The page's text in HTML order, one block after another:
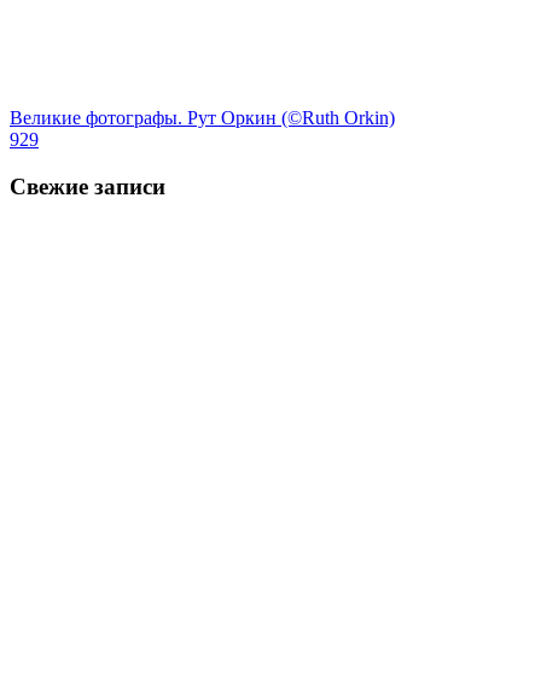
Великие фотографы. Рут Оркин (©Ruth Orkin)
929
Свежие записи